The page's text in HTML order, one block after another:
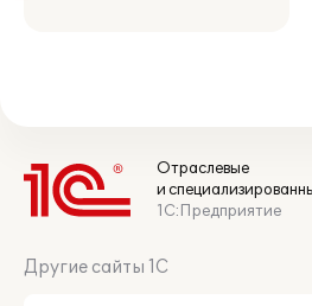
Отраслевые
и
1С:Предприятие
Другие сайты 1С